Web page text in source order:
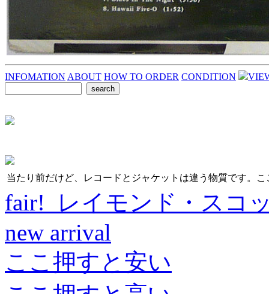
INFOMATION ABOUT HOW TO ORDER CONDITION
当たり前だけど、レコードとジャケットは違う物質です。
fair! レイモンド・スコ
new arrival
ここ押すと安い